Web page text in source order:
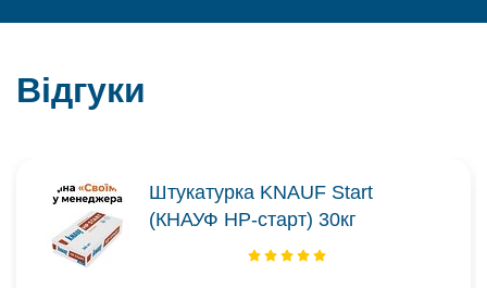
Відгуки
Штукатурка KNAUF Start
(КНАУФ НР-старт) 30кг